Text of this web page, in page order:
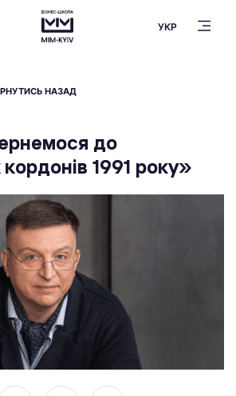
УКР
НАЗАД
до
1991 року»